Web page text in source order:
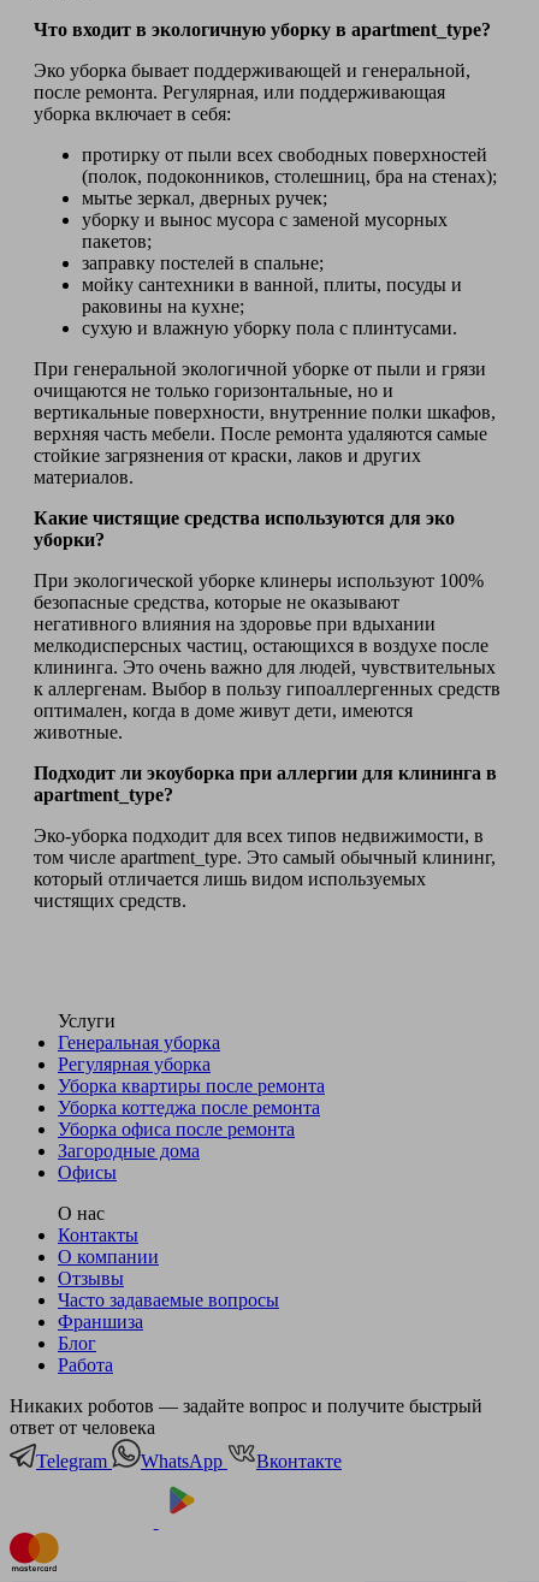
Что входит в экологичную уборку в apartment_type?
Эко уборка бывает поддерживающей и генеральной,
после ремонта. Регулярная, или поддерживающая
уборка включает в себя:
протирку от пыли всех свободных поверхностей
(полок, подоконников, столешниц, бра на стенах);
мытье зеркал, дверных ручек;
уборку и вынос мусора с заменой мусорных
пакетов;
заправку постелей в спальне;
мойку сантехники в ванной, плиты, посуды и
раковины на кухне;
сухую и влажную уборку пола с плинтусами.
При генеральной экологичной уборке от пыли и грязи
очищаются не только горизонтальные, но и
вертикальные поверхности, внутренние полки шкафов,
верхняя часть мебели. После ремонта удаляются самые
стойкие загрязнения от краски, лаков и других
материалов.
Какие чистящие средства используются для эко
уборки?
При экологической уборке клинеры используют 100%
безопасные средства, которые не оказывают
негативного влияния на здоровье при вдыхании
мелкодисперсных частиц, остающихся в воздухе после
клининга. Это очень важно для людей, чувствительных
к аллергенам. Выбор в пользу гипоаллергенных средств
оптимален, когда в доме живут дети, имеются
животные.
Подходит ли экоуборка при аллергии для клининга в
apartment_type?
Эко-уборка подходит для всех типов недвижимости, в
том числе apartment_type. Это самый обычный клининг,
который отличается лишь видом используемых
чистящих средств.
Услуги
Генеральная уборка
Регулярная уборка
Уборка квартиры после ремонта
Уборка коттеджа после ремонта
Уборка офиса после ремонта
Загородные дома
Офисы
О нас
Контакты
О компании
Отзывы
Часто задаваемые вопросы
Франшиза
Блог
Работа
Никаких роботов — задайте вопрос и получите быстрый
ответ от человека
Telegram
WhatsApp Вконтакте